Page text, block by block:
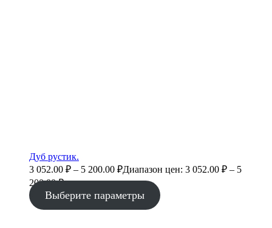
Дуб рустик.
3 052.00 ₽ – 5 200.00 ₽Диапазон цен: 3 052.00 ₽ – 5
200.00 ₽
Выберите параметры